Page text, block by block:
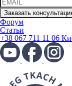
Форум
Статьи
+38 067 711 11 06